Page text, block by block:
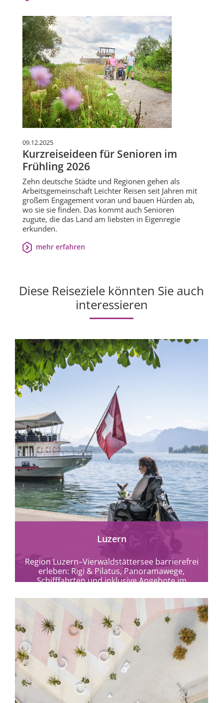
09.12.2025
Kurzreiseideen für Senioren im
Frühling 2026
Zehn deutsche Städte und Regionen gehen als
Arbeitsgemeinschaft Leichter Reisen seit Jahren mit
großem Engagement voran und bauen Hürden ab,
wo sie sie finden. Das kommt auch Senioren
zugute, die das Land am liebsten in Eigenregie
erkunden.
mehr erfahren
Diese Reiseziele könnten Sie auch
interessieren
Luzern
Region Luzern–Vierwaldstättersee barrierefrei
erleben: Rigi & Pilatus, Panoramawege,
Schifffahrten und inklusive Angebote im